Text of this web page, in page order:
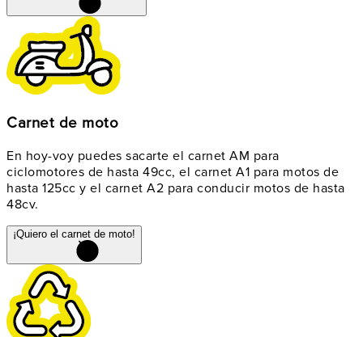
Carnet de moto
En hoy-voy puedes sacarte el carnet AM para
ciclomotores de hasta 49cc, el carnet A1 para motos de
hasta 125cc y el carnet A2 para conducir motos de hasta
48cv.
¡Quiero el carnet de moto!